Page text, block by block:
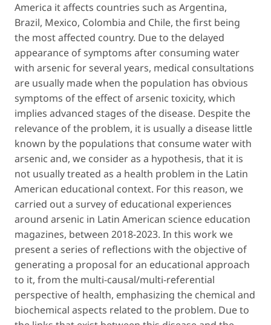
America it affects countries such as Argentina,
Brazil, Mexico, Colombia and Chile, the first being
the most affected country. Due to the delayed
appearance of symptoms after consuming water
with arsenic for several years, medical consultations
are usually made when the population has obvious
symptoms of the effect of arsenic toxicity, which
implies advanced stages of the disease. Despite the
relevance of the problem, it is usually a disease little
known by the populations that consume water with
arsenic and, we consider as a hypothesis, that it is
not usually treated as a health problem in the Latin
American educational context. For this reason, we
carried out a survey of educational experiences
around arsenic in Latin American science education
magazines, between 2018-2023. In this work we
present a series of reflections with the objective of
generating a proposal for an educational approach
to it, from the multi-causal/multi-referential
perspective of health, emphasizing the chemical and
biochemical aspects related to the problem. Due to